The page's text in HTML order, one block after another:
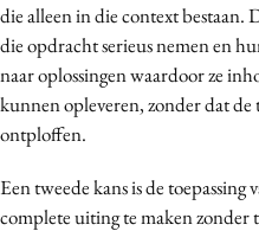
die alleen in die context bestaan.
die opdracht serieus nemen en
naar oplossingen waardoor ze
kunnen opleveren, zonder dat
ontploffen.
Een tweede kans is de
complete uiting te maken zonder